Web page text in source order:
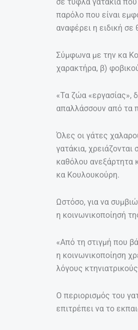
παρόλο που είναι
αναφέρει η ειδική
Σύμφωνα με την κα
χαρακτήρα, β)
«Τα ζώα «εργασίας»,
απαλλάσσουν από τα
Όλες οι γάτες
γατάκια, χρειάζονται
καθόλου ανεξάρτητα
κα Κουλουκούρη.
Ωστόσο, για να
η κοινωνικοποίησή
«Από τη στιγμή που
η κοινωνικοποίηση
λόγους
Ο περιορισμός του
επιτρέπει να το